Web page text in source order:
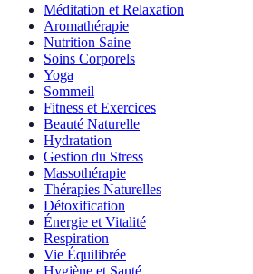
Méditation et Relaxation
Aromathérapie
Nutrition Saine
Soins Corporels
Yoga
Sommeil
Fitness et Exercices
Beauté Naturelle
Hydratation
Gestion du Stress
Massothérapie
Thérapies Naturelles
Détoxification
Énergie et Vitalité
Respiration
Vie Équilibrée
Hygiène et Santé